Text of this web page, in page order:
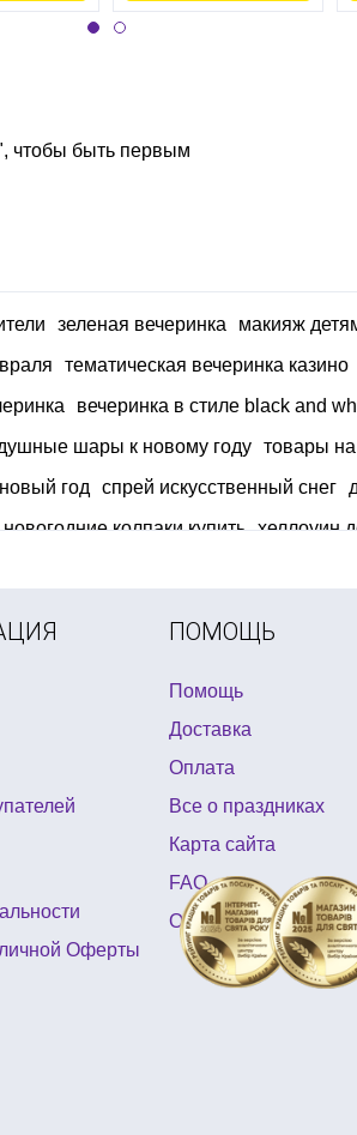
чтобы быть первым
зеленая вечеринка
макияж
тематическая вечеринка казино
вечеринка в стиле black and
шары к новому году товары на
год спрей искусственный снег
новогодние колпаки купить хеллоуин
Оферты
ПОМОЩЬ
Помощь
Доставка
Оплата
Все о праздниках
Карта сайта
FAQ
Отзывы